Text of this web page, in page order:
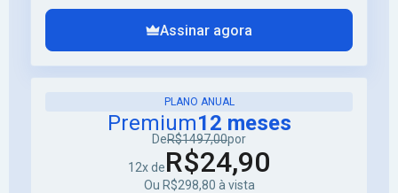
Assinar agora
PLANO ANUAL
Premium12 meses
DeR$1497,00por
12x deR$24,90
Ou R$298,80 à vista